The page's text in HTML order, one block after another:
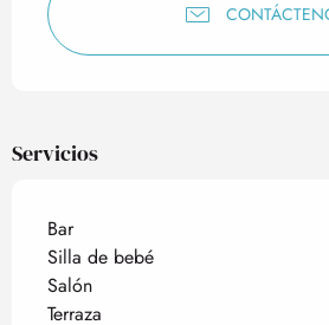
Servicios
Bar
Silla de bebé
Salón
Terraza